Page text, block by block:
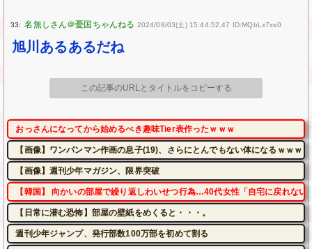
33: 2024/08/03(土) 15:44:52.47 ID:MQbLx7xs0
旭川あるあるだね
この記事のURLとタイトルをコピーする
おっさんになってから始めるべき趣味Tier表作ったｗｗｗ
【画像】ワンパンマン作画の息子(19)、さらにとんでもない体になるｗｗｗｗ
【画像】週刊少年マガジン、限界突破
【韓国】 向かいの部屋で繰り返しわいせつ行為…40代女性「自宅に戻れない
【日常に潜む恐怖】部屋の壁紙をめくると・・・。
週刊少年ジャンプ、発行部数100万部を初めて割る